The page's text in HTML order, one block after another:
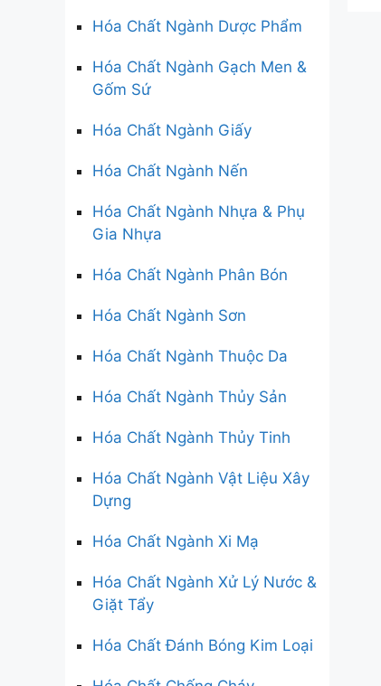
Hóa Chất Ngành Dược Phẩm
Hóa Chất Ngành Gạch Men &
Gốm Sứ
Hóa Chất Ngành Giấy
Hóa Chất Ngành Nến
Hóa Chất Ngành Nhựa & Phụ
Gia Nhựa
Hóa Chất Ngành Phân Bón
Hóa Chất Ngành Sơn
Hóa Chất Ngành Thuộc Da
Hóa Chất Ngành Thủy Sản
Hóa Chất Ngành Thủy Tinh
Hóa Chất Ngành Vật Liệu Xây
Dựng
Hóa Chất Ngành Xi Mạ
Hóa Chất Ngành Xử Lý Nước &
Giặt Tẩy
Hóa Chất Đánh Bóng Kim Loại